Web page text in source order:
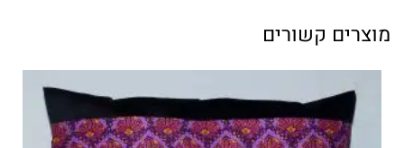
מוצרים קשורים